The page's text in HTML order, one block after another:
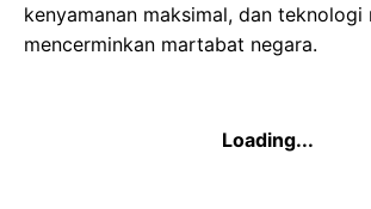
kenyamanan maksimal, dan teknologi
mencerminkan martabat negara.
Loading...